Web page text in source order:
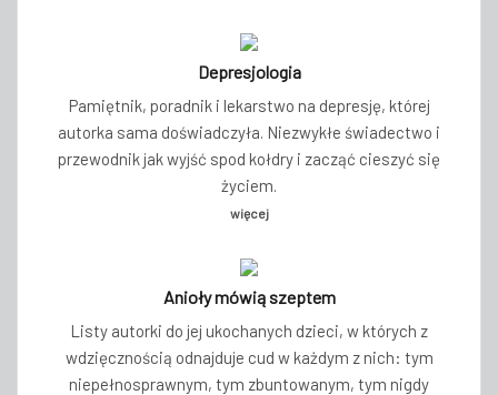
Depresjologia
Pamiętnik, poradnik i lekarstwo na depresję, której
autorka sama doświadczyła. Niezwykłe świadectwo i
przewodnik jak wyjść spod kołdry i zacząć cieszyć się
życiem.
więcej
Anioły mówią szeptem
Listy autorki do jej ukochanych dzieci, w których z
wdzięcznością odnajduje cud w każdym z nich: tym
niepełnosprawnym, tym zbuntowanym, tym nigdy